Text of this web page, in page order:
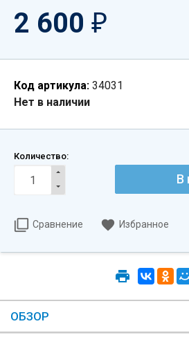
2 600 ₽
Код артикула: 34031
Нет в наличии
Количество:
Сравнение Избранное
ОБЗОР